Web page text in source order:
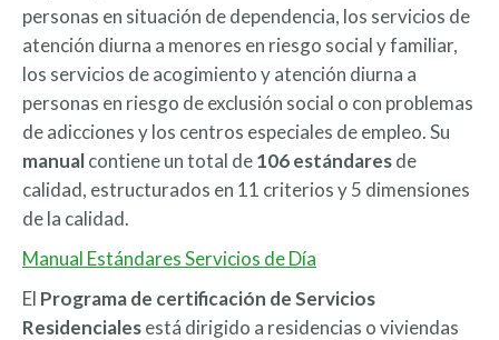
personas en situación de dependencia, los servicios de
atención diurna a menores en riesgo social y familiar,
los servicios de acogimiento y atención diurna a
personas en riesgo de exclusión social o con problemas
de adicciones y los centros especiales de empleo. Su
manualcontiene un total de106 estándaresde
calidad, estructurados en 11 criterios y 5 dimensiones
de la calidad.
Manual Estándares Servicios de Día
El Programa de certificación de Servicios
Residencialesestá dirigido a residencias o viviendas